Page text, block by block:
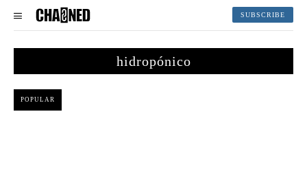
SUBSCRIBE
hidropónico
POPULAR